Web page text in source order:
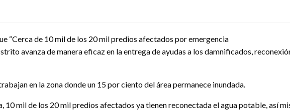
“Cerca de 10 mil de los 20 mil predios afectados por emergencia
avanza de manera eficaz en la entrega de ayudas a los damnificados,
en la zona donde un 15 por ciento del área permanece inundada.
10 mil de los 20 mil predios afectados ya tienen reconectada el agua potable, así